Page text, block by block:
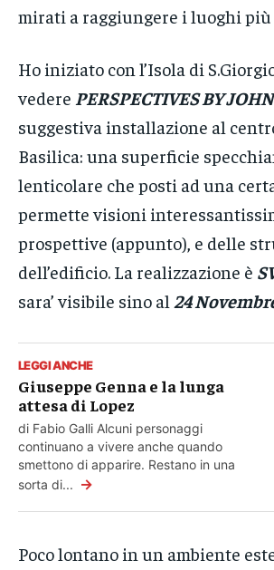
mirati a raggiungere i luoghi
Ho iniziato con l’Isola di
vedere PERSPECTIVES BY
suggestiva installazione al
Basilica: una superficie
lenticolare che posti ad una
permette visioni
prospettive (appunto), e delle
dell’edificio. La realizzazione è
sara’ visibile sino al 24
LEGGI ANCHE
Giuseppe Genna e la lunga
attesa di Lopez
di Fabio Galli Alcuni personaggi
continuano a vivere anche quando
smettono di apparire. Restano in una
sorta di... →
Poco lontano in un ambiente